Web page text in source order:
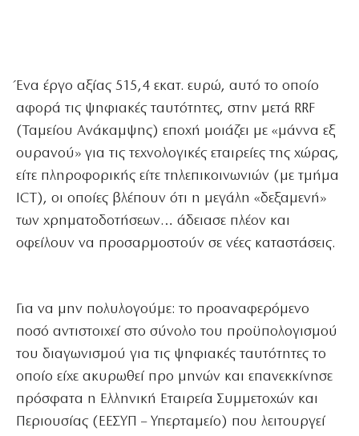
Ένα έργο αξίας 515,4 εκατ. ευρώ, αυτό το οποίο
αφορά τις ψηφιακές ταυτότητες, στην μετά RRF
(Ταμείου Ανάκαμψης) εποχή μοιάζει με «μάννα εξ
ουρανού» για τις τεχνολογικές εταιρείες της χώρας,
είτε πληροφορικής είτε τηλεπικοινωνιών (με τμήμα
ICT), οι οποίες βλέπουν ότι η μεγάλη «δεξαμενή»
των χρηματοδοτήσεων… άδειασε πλέον και
οφείλουν να προσαρμοστούν σε νέες καταστάσεις.
Για να μην πολυλογούμε: το προαναφερόμενο
ποσό αντιστοιχεί στο σύνολο του προϋπολογισμού
του διαγωνισμού για τις ψηφιακές ταυτότητες το
οποίο είχε ακυρωθεί προ μηνών και επανεκκίνησε
πρόσφατα η Ελληνική Εταιρεία Συμμετοχών και
Περιουσίας (ΕΕΣΥΠ – Υπερταμείο) που λειτουργεί